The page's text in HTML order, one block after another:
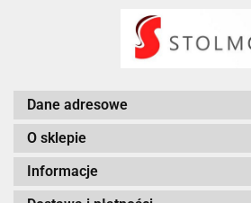
Dane adresowe
O sklepie
Informacje